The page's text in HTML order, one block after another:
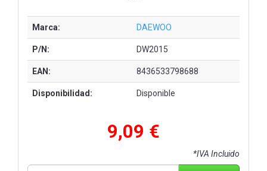
Marca: DAEWOO
P/N: DW2015
EAN: 8436533798688
Disponibilidad: Disponible
9,09 €
*IVA Incluido